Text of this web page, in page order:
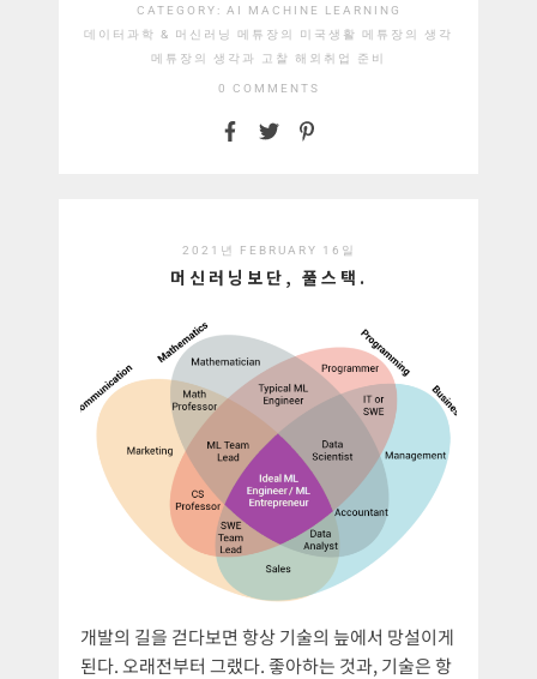
CATEGORY: AI
MACHINE LEARNING
데이터과학 & 머신러닝
메튜장의 미국생활 메튜장의 생각
메튜장의 생각과 고찰
해외취업 준비
0 COMMENTS
2021년 FEBRUARY 16일
머신러닝보단, 풀스택.
개발의 길을 걷다보면 항상 기술의 늪에서 망설이게
된다. 오래전부터 그랬다. 좋아하는 것과, 기술은 항